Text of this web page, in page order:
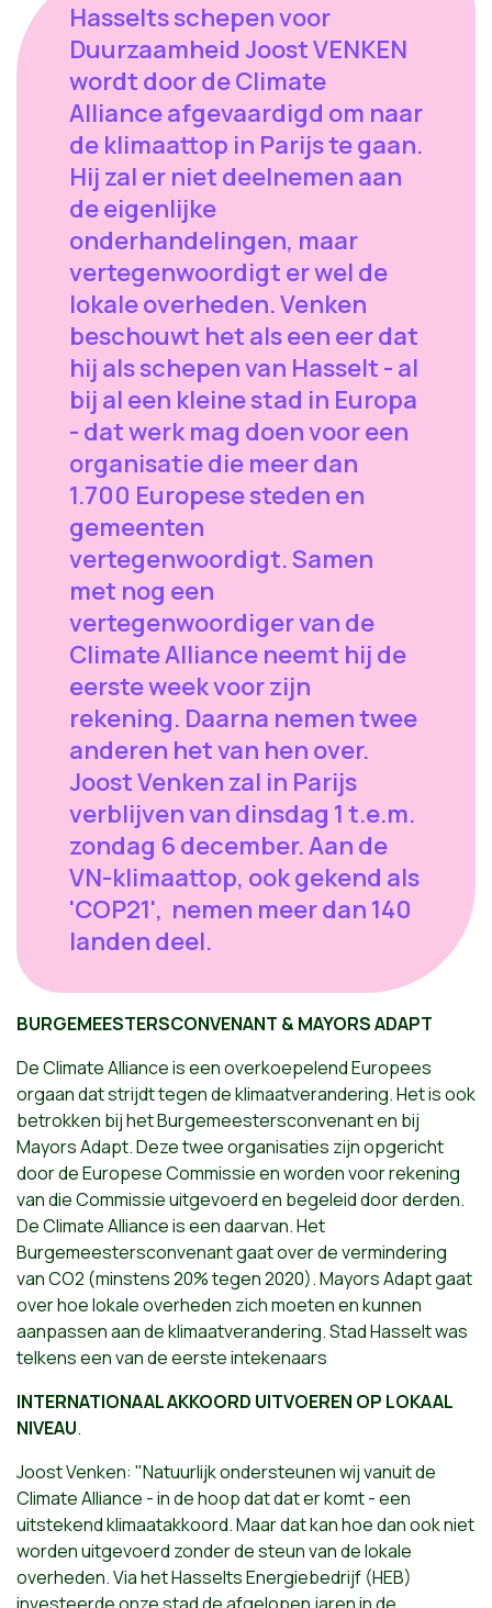
Hasselts schepen voor
Duurzaamheid Joost VENKEN
wordt door de Climate
Alliance afgevaardigd om naar
de klimaattop in Parijs te gaan.
Hij zal er niet deelnemen aan
de eigenlijke
onderhandelingen, maar
vertegenwoordigt er wel de
lokale overheden. Venken
beschouwt het als een eer dat
hij als schepen van Hasselt - al
bij al een kleine stad in Europa
- dat werk mag doen voor een
organisatie die meer dan
1.700 Europese steden en
gemeenten
vertegenwoordigt. Samen
met nog een
vertegenwoordiger van de
Climate Alliance neemt hij de
eerste week voor zijn
rekening. Daarna nemen twee
anderen het van hen over.
Joost Venken zal in Parijs
verblijven van dinsdag 1 t.e.m.
zondag 6 december. Aan de
VN-klimaattop, ook gekend als
'COP21', nemen meer dan 140
landen deel.
BURGEMEESTERSCONVENANT & MAYORS ADAPT
De Climate Alliance is een overkoepelend Europees
orgaan dat strijdt tegen de klimaatverandering. Het is ook
betrokken bij het Burgemeestersconvenant en bij
Mayors Adapt. Deze twee organisaties zijn opgericht
door de Europese Commissie en worden voor rekening
van die Commissie uitgevoerd en begeleid door derden.
De Climate Alliance is een daarvan. Het
Burgemeestersconvenant gaat over de vermindering
van CO2 (minstens 20% tegen 2020). Mayors Adapt gaat
over hoe lokale overheden zich moeten en kunnen
aanpassen aan de klimaatverandering. Stad Hasselt was
telkens een van de eerste intekenaars
INTERNATIONAAL AKKOORD UITVOEREN OP LOKAAL
NIVEAU.
Joost Venken: "Natuurlijk ondersteunen wij vanuit de
Climate Alliance - in de hoop dat dat er komt - een
uitstekend klimaatakkoord. Maar dat kan hoe dan ook niet
worden uitgevoerd zonder de steun van de lokale
overheden. Via het Hasselts Energiebedrijf (HEB)